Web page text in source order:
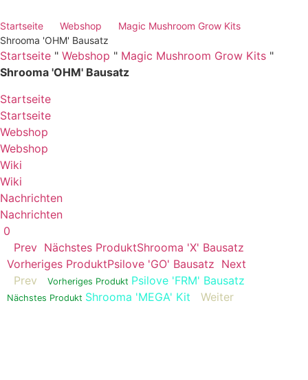
Startseite Webshop
Magic Mushroom Grow Kits
Shrooma 'OHM' Bausatz
Startseite " Webshop " Magic Mushroom Grow Kits "
Shrooma 'OHM' Bausatz
Startseite
Startseite
Webshop
Webshop
Wiki
Wiki
Nachrichten
Nachrichten
0
Prev Nächstes ProduktShrooma 'X' Bausatz
Vorheriges ProduktPsilove 'GO' Bausatz Next
Prev
Vorheriges Produkt Psilove 'FRM' Bausatz
Nächstes Produkt Shrooma 'MEGA' Kit Weiter